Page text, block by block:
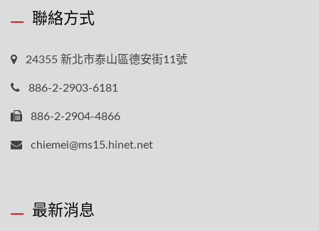
聯絡方式
24355 新北市泰山區德安街11號
886-2-2903-6181
886-2-2904-4866
chiemei@ms15.hinet.net
最新消息